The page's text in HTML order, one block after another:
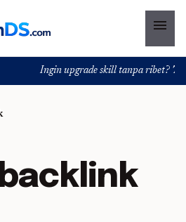
menu
Ingin upgrade skill tanpa ribet?